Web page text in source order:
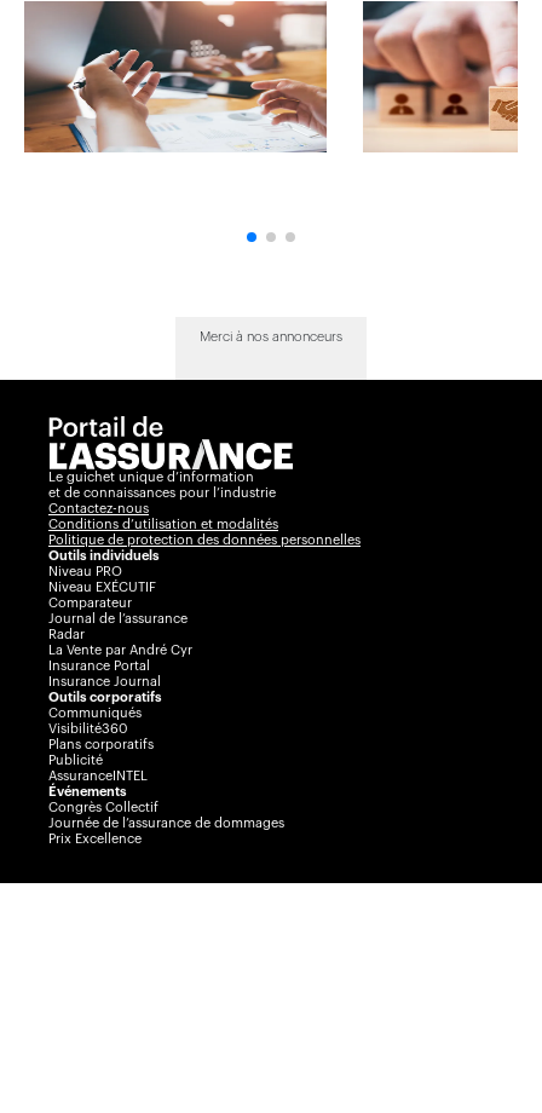
Merci à nos annonceurs
Le guichet unique d’information
et de connaissances pour l’industrie
Contactez-nous
Conditions d’utilisation et modalités
Politique de protection des données personnelles
Outils individuels
Niveau PRO
Niveau EXÉCUTIF
Comparateur
Journal de l’assurance
Radar
La Vente par André Cyr
Insurance Portal
Insurance Journal
Outils corporatifs
Communiqués
Visibilité360
Plans corporatifs
Publicité
AssuranceINTEL
Événements
Congrès Collectif
Journée de l’assurance de dommages
Prix Excellence